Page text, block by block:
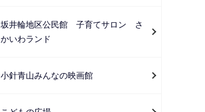
坂井輪地区公民館 子育てサロン さ
かいわランド
小針青山みんなの映画館